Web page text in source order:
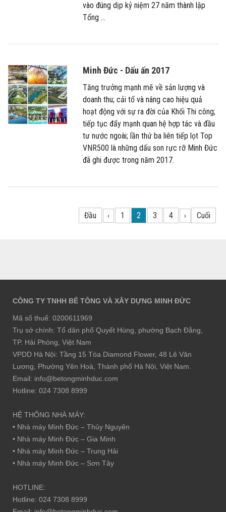
vào đúng dịp kỷ niệm 27 năm thành lập
Tổng ...
Minh Đức - Dấu ấn 2017
Tăng trưởng mạnh mẽ về sản lượng và
doanh thu; cải tổ và nâng cao hiệu quả
hoạt động với sự ra đời của Khối Thi công;
tiếp tục đẩy mạnh quan hệ hợp tác và đầu
tư nước ngoài; lần thứ ba liên tiếp lọt Top
VNR500 là những dấu son rực rỡ Minh Đức
đã ghi được trong năm 2017.
Đầu ‹ 1 2 3 4 › Cuối
CÔNG TY TNHH BÊ TÔNG VÀ XÂY DỰNG MINH ĐỨC
Mã số thuế: 0200611969
Trụ sở chính: Tổ dân phố Quyết Hùng, phường Bạch Đằng,
TP. Hải Phòng, Việt Nam
VPDD Hà Nội: Tầng 15 Tòa Diamond Flower, 48 Lê Văn
Lương, Phường Yên Hoà, Thành phố Hà Nội, Việt Nam.
Email: info@betongminhduc.com
Hotline: 024 7308 8999
HỆ THỐNG NHÀ MÁY:
• Nhà máy Minh Đức – Thủy Nguyên
• Nhà máy Minh Đức – Gia Minh
• Nhà máy Minh Đức – Trung Hải
• Nhà máy Minh Đức – Sơn Tây
HOTLINE:
Hotline: 024 7308 8999